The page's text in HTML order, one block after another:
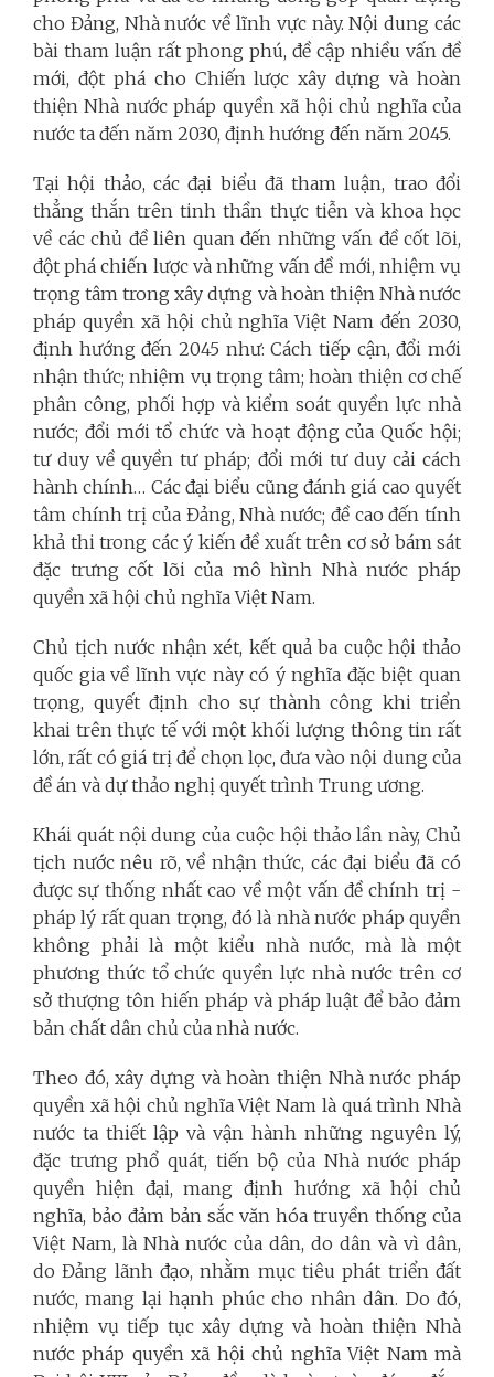
cho Đảng, Nhà nước về lĩnh vực này. Nội dung các
bài tham luận rất phong phú, đề cập nhiều vấn đề
mới, đột phá cho Chiến lược xây dựng và hoàn
thiện Nhà nước pháp quyền xã hội chủ nghĩa của
nước ta đến năm 2030, định hướng đến năm 2045.
Tại hội thảo, các đại biểu đã tham luận, trao đổi
thẳng thắn trên tinh thần thực tiễn và khoa học
về các chủ đề liên quan đến những vấn đề cốt lõi,
đột phá chiến lược và những vấn đề mới, nhiệm vụ
trọng tâm trong xây dựng và hoàn thiện Nhà nước
pháp quyền xã hội chủ nghĩa Việt Nam đến 2030,
định hướng đến 2045 như: Cách tiếp cận, đổi mới
nhận thức; nhiệm vụ trọng tâm; hoàn thiện cơ chế
phân công, phối hợp và kiểm soát quyền lực nhà
nước; đổi mới tổ chức và hoạt động của Quốc hội;
tư duy về quyền tư pháp; đổi mới tư duy cải cách
hành chính… Các đại biểu cũng đánh giá cao quyết
tâm chính trị của Đảng, Nhà nước; đề cao đến tính
khả thi trong các ý kiến đề xuất trên cơ sở bám sát
đặc trưng cốt lõi của mô hình Nhà nước pháp
quyền xã hội chủ nghĩa Việt Nam.
Chủ tịch nước nhận xét, kết quả ba cuộc hội thảo
quốc gia về lĩnh vực này có ý nghĩa đặc biệt quan
trọng, quyết định cho sự thành công khi triển
khai trên thực tế với một khối lượng thông tin rất
lớn, rất có giá trị để chọn lọc, đưa vào nội dung của
đề án và dự thảo nghị quyết trình Trung ương.
Khái quát nội dung của cuộc hội thảo lần này, Chủ
tịch nước nêu rõ, về nhận thức, các đại biểu đã có
được sự thống nhất cao về một vấn đề chính trị -
pháp lý rất quan trọng, đó là nhà nước pháp quyền
không phải là một kiểu nhà nước, mà là một
phương thức tổ chức quyền lực nhà nước trên cơ
sở thượng tôn hiến pháp và pháp luật để bảo đảm
bản chất dân chủ của nhà nước.
Theo đó, xây dựng và hoàn thiện Nhà nước pháp
quyền xã hội chủ nghĩa Việt Nam là quá trình Nhà
nước ta thiết lập và vận hành những nguyên lý,
đặc trưng phổ quát, tiến bộ của Nhà nước pháp
quyền hiện đại, mang định hướng xã hội chủ
nghĩa, bảo đảm bản sắc văn hóa truyền thống của
Việt Nam, là Nhà nước của dân, do dân và vì dân,
do Đảng lãnh đạo, nhằm mục tiêu phát triển đất
nước, mang lại hạnh phúc cho nhân dân. Do đó,
nhiệm vụ tiếp tục xây dựng và hoàn thiện Nhà
nước pháp quyền xã hội chủ nghĩa Việt Nam mà